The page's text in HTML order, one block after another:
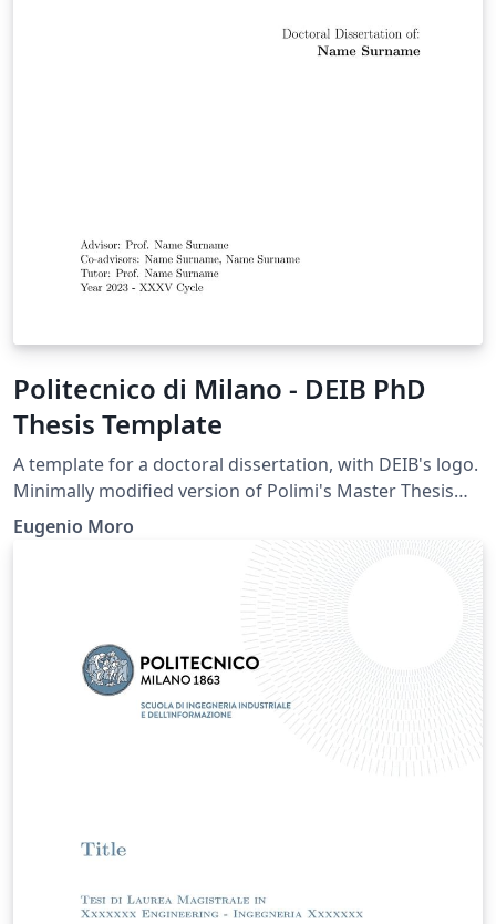
Politecnico di Milano - DEIB PhD
Thesis Template
A template for a doctoral dissertation, with DEIB's logo.
Minimally modified version of Polimi's Master Thesis
Template
Eugenio Moro